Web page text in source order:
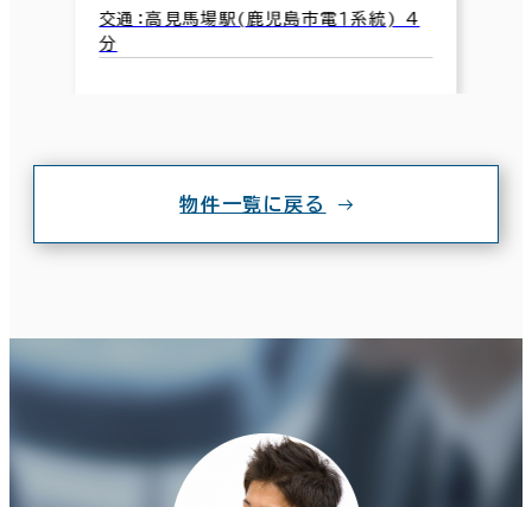
交通：高見馬場駅(鹿児島市電１系統) 4
分
物件一覧に戻る